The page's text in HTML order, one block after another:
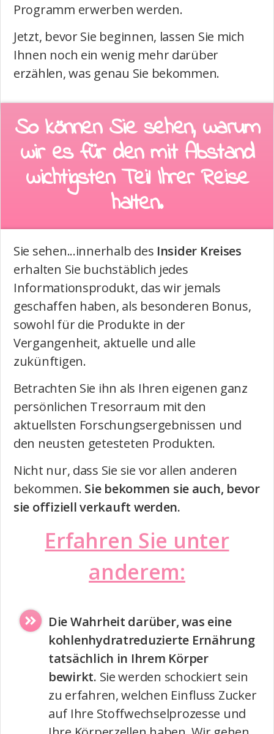
Programm erwerben werden.
Jetzt, bevor Sie beginnen, lassen Sie mich
Ihnen noch ein wenig mehr darüber
erzählen, was genau Sie bekommen.
So können Sie sehen, warum
wir es für den mit Abstand
wichtigsten Teil Ihrer Reise
halten.
Sie sehen...innerhalb des Insider Kreises
erhalten Sie buchstäblich jedes
Informationsprodukt, das wir jemals
geschaffen haben, als besonderen Bonus,
sowohl für die Produkte in der
Vergangenheit, aktuelle und alle
zukünftigen.
Betrachten Sie ihn als Ihren eigenen ganz
persönlichen Tresorraum mit den
aktuellsten Forschungsergebnissen und
den neusten getesteten Produkten.
Nicht nur, dass Sie sie vor allen anderen
bekommen. Sie bekommen sie auch, bevor
sie offiziell verkauft werden.
Erfahren Sie unter
anderem:
Die Wahrheit darüber, was eine
kohlenhydratreduzierte Ernährung
tatsächlich in Ihrem Körper
bewirkt. Sie werden schockiert sein
zu erfahren, welchen Einfluss Zucker
auf Ihre Stoffwechselprozesse und